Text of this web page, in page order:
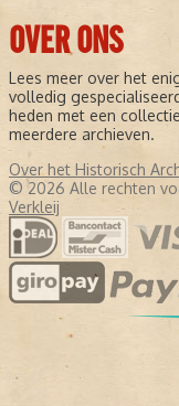
OVER ONS
Lees meer over het
volledig
heden met een
meerdere archieven.
Over het Historisch
© 2026 Alle rechten
Verkleij